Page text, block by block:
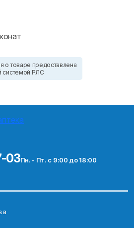
о товаре предоставлена
системой РЛС
03Пн. - Пт. с 9:00 до 18:00